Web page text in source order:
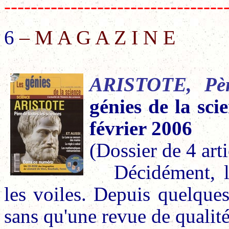
6– M A G A Z I N E
ARISTOTE,
génies de la
février 2006
(Dossier de 4
Décidément,
les voiles. Depuis
sans qu'une revue de